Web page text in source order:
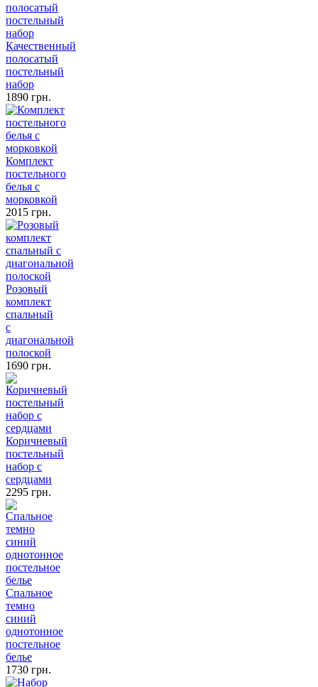
Качественный
полосатый
постельный
набор
1890 грн.
Комплект
постельного
белья с
морковкой
2015 грн.
Розовый
комплект
спальный
с
диагональной
полоской
1690 грн.
Коричневый
постельный
набор с
сердцами
2295 грн.
Спальное
темно
синий
однотонное
постельное
белье
1730 грн.